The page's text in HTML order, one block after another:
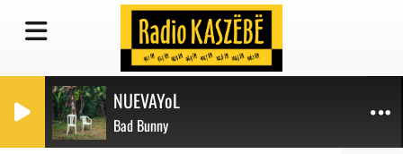
NUEVAYoL
Bad Bunny